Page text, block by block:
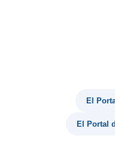
El
El Portal